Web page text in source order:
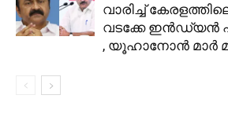
വാരിച്ച്
വടക്കേ ഇൻഡ്യൻ
, യൂഹാനോൻ മാർ